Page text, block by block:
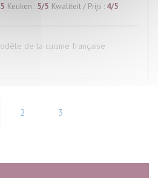
Keuken : 5/5 Kwaliteit / Prijs : 4/5
de la cuisine française
2 3